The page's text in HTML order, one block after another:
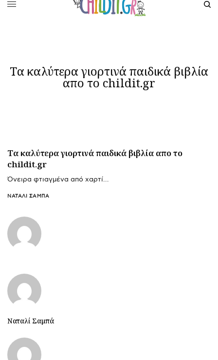
Tα καλύτερα γιορτινά παιδικά βιβλία
απο το childit.gr
Tα καλύτερα γιορτινά παιδικά βιβλία απο το
childit.gr
Όνειρα φτιαγμένα από χαρτί…
ΝΑΤΑΛΊ ΣΑΜΠΆ
Ναταλί Σαμπά